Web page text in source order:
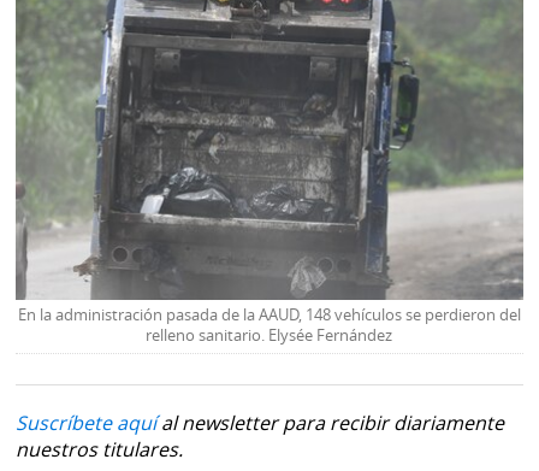
En la administración pasada de la AAUD, 148 vehículos se perdieron del
relleno sanitario. Elysée Fernández
Suscríbete aquíal newsletter para recibir diariamente
nuestros titulares.